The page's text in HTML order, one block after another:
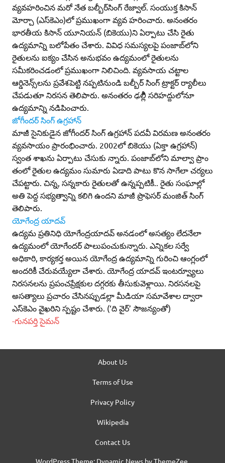
వ్యవహరించిన మరో నేత బల్బీర్‌సింగ్‌ రేజ్వాల్‌. సంయుక్త కిసాన్‌
మోర్చా (ఎస్‌కెఎం)లో ప్రముఖంగా వ్యవ హరించారు. అనంతరం
భారతీయ కిసాన్‌ యూనియన్‌ (బికెయు)ని ఏర్పాటు చేసి రైతు
ఉద్యమాన్ని బలోపేతం చేశారు. వివిధ సమస్యలపై పంజాబ్‌లోని
రైతులను ఐక్యం చేసిన అనుభవం ఉద్యమంలో రైతులను
సమీకరించడంలో ప్రముఖంగా నిలిచింది. వ్యవసాయ చట్టాల
ఆర్డినెన్స్‌లను ప్రవేశపెట్టి నప్పటినుండి బల్బీర్‌ సింగ్‌ ట్రాక్టర్‌ ర్యాలీలు
చేపడుతూ నిరసన తెలిపారు. అనంతరం ఢల్లీి సరిహద్దులోనూ
ఉద్యమాన్ని నడిపించారు.
జోగీందర్‌ సింగ్‌ ఉగ్రహాన్‌
మాజీ సైనికుడైన జోగీందర్‌ సింగ్‌ ఉగ్రహాన్‌ పదవీ విరమణ అనంతరం
వ్యవసాయం ప్రారంభించారు. 2002లో బికెయు (ఏక్తా ఉగ్రహాన్‌)
స్వంత శాఖను ఏర్పాటు చేసుకు న్నారు. పంజాబ్‌లోని మాల్వా ప్రాం
తంలో రైతుల ఉద్యమం సుమారు ఏడాది పాటు కొన సాగేలా చర్యలు
చేపట్టారు. చిన్న, సన్నకారు రైతులతో ఉన్నప్పటికీ.. రైతు సంఘాల్లో
అతి పెద్ద సభ్యత్వాన్ని కలిగి ఉందని మాజీ ప్రొఫెసర్‌ మంజిత్‌ సింగ్‌
తెలిపారు.
యోగేంద్ర యాదవ్‌
ఉద్యమ ప్రతినిధి యోగేంద్రయాదవ్‌ అనడంలో అసత్యం లేదనేలా
ఉద్యమంలో యోగేందర్‌ పాలుపంచుకున్నారు. ఎన్నికల సర్వే
అధికారి, కార్యకర్త అయిన యోగేంద్ర ఉద్యమాన్ని గురించి ఆంగ్లంలో
అందరికీ చేరువయ్యేలా చేశారు. యోగేంద్ర యాదవ్‌ ఇంటర్వ్యూలు
నిరసనలను ప్రపంచప్రేక్షకుల దగ్గరకు తీసుకువెళ్లాయి. నిరసనలపై
అసత్యాలు ప్రచారం చేసినప్పుడల్లా మీడియా సమావేశాల ద్వారా
ఎస్‌కెఎం వైఖరిని స్పష్టం చేశారు. (‘ది వైర్‌’ సౌజన్యంతో)
-గునపర్తి సైమన్‌
About Us
Terms of Use
Privacy Policy
Wikipedia
Contact Us
WordPress Theme: Dynamic News by ThemeZee.